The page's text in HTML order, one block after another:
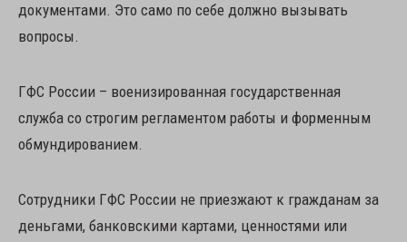
документами. Это само по себе должно вызывать
вопросы.
ГФС России – военизированная государственная
служба со строгим регламентом работы и форменным
обмундированием.
Сотрудники ГФС России не приезжают к гражданам за
деньгами, банковскими картами, ценностями или